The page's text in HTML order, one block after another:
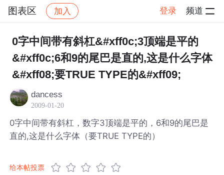
图表区 加入 登录 频道
社区 图表区 帖子详情
0字中间带有斜杠&#xff0c;3顶端是平的
&#xff0c;6和9的尾巴是直的,这是什么字体
&#xff08;要TRUE TYPE的&#xff09;
dancess
2009-01-20
0字中间带有斜杠，数字3顶端是平的，6和9的尾巴是
直的,这是什么字体（要TRUE TYPE的）
给本帖投票